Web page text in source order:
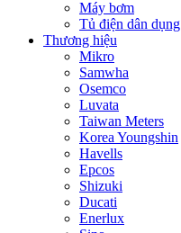
Máy bơm
Tủ điện dân dụng
Thương hiệu
Mikro
Samwha
Osemco
Luvata
Taiwan Meters
Korea Youngshin
Havells
Epcos
Shizuki
Ducati
Enerlux